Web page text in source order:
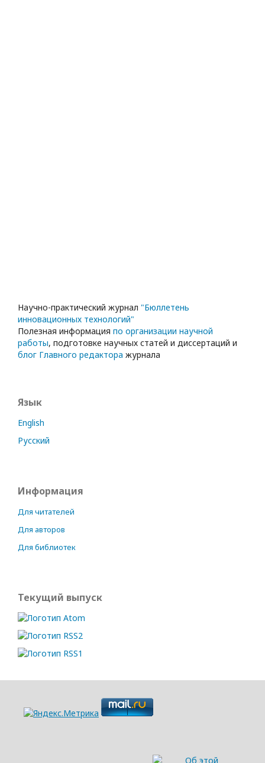
Научно-практический журнал "Бюллетень
инновационных технологий"
Полезная информация по организации научной
работы, подготовке научных статей и диссертаций и
блог Главного редактора журнала
Язык
English
Русский
Информация
Для читателей
Для авторов
Для библиотек
Текущий выпуск